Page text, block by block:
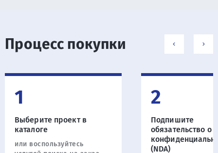
Процесс покупки
1
Выберите проект в
каталоге
или воспользуйтесь
2
Подпишите
обязательство о
(NDA)